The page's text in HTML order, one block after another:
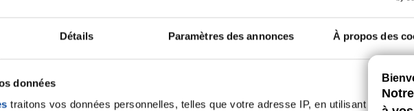
Détails Paramètres des annonces À propos des
données
traitons vos données personnelles, telles que votre adresse IP, en utilisant des
la Ligue contre le cancer